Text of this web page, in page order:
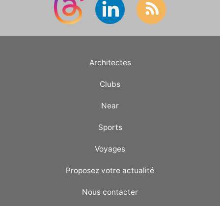
Architectes
Clubs
Near
Sports
Voyages
Proposez votre actualité
Nous contacter